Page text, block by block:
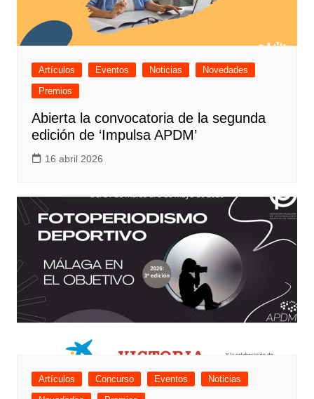
Artículos Eventos Noticias
Novedades
Premios
Abierta la convocatoria de la segunda
edición de ‘Impulsa APDM’
16 abril 2026
Artículos Concurso Eventos
Noticias